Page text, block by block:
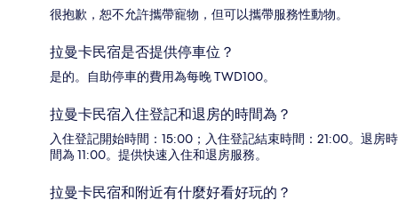
很抱歉，恕不允許攜帶寵物，但可以攜帶服務性動物。
拉曼卡民宿是否提供停車位？
是的。自助停車的費用為每晚 TWD100。
拉曼卡民宿入住登記和退房的時間為？
入住登記開始時間：15:00；入住登記結束時間：21:00。退房時
間為 11:00。提供快速入住和退房服務。
拉曼卡民宿和附近有什麼好看好玩的？